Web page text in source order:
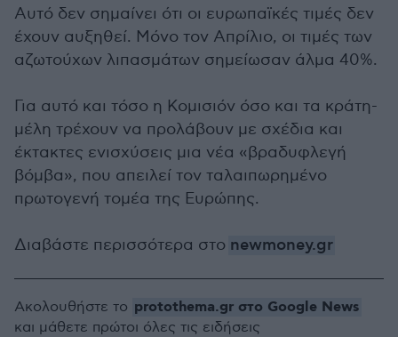
Αυτό δεν σημαίνει ότι οι ευρωπαϊκές τιμές δεν
έχουν αυξηθεί. Μόνο τον Απρίλιο, οι τιμές των
αζωτούχων λιπασμάτων σημείωσαν άλμα 40%.
Για αυτό και τόσο η Κομισιόν όσο και τα κράτη-
μέλη τρέχουν να προλάβουν με σχέδια και
έκτακτες ενισχύσεις μια νέα «βραδυφλεγή
βόμβα», που απειλεί τον ταλαιπωρημένο
πρωτογενή τομέα της Ευρώπης.
Διαβάστε περισσότερα στο newmoney.gr
Ακολουθήστε το protothema.gr στο Google News
και μάθετε πρώτοι όλες τις ειδήσεις